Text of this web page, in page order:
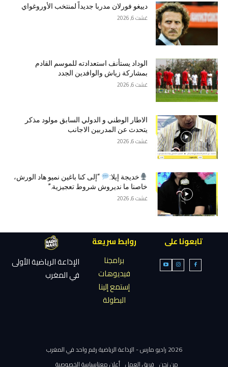
دييغو فورلان مدربا جديداً لمنتخب الأوروغواي
غشت 6, 2026
الوداد يستأنف استعدادته للموسم القادم
بمشاركة زياش والوافدين الجدد
غشت 6, 2026
الاطار الوطني و الدولي السابق مولود مذكر
يتحدث عن المدربين الاجانب
غشت 6, 2026
خديجة إيلا:
“إلى كنا باغين نميو هاد الورش،
خاصنا ما نديروش شروط تعجيزية.”
غشت 6, 2026
تابعونا على
روابط سريعة
برامجنا
فيديوهات
إستمع إلينا
البطولة
الإذاعة الرياضية الأولى
في المغرب
2026 راديو مارس - الإذاعة الرياضية رقم واحد في المغرب
من نحن فريق العمل أعلن معناسياسة الخصوصية